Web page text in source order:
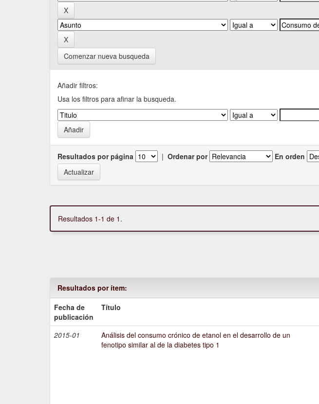
Comenzar nueva busqueda
Añadir filtros:
Usa los filtros para afinar la busqueda.
Resultados por página | Ordenar por En orden
Resultados 1-1 de 1.
Resultados por ítem:
Fecha de
publicación
Título
2015-01
Análisis del consumo crónico de etanol en el desarrollo de un
fenotipo similar al de la diabetes tipo 1